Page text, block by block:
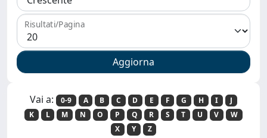
Risultati/Pagina
Vai a: 0-9 A B C D E F G H I
J
K
L M N O P Q R S T U V
W
X
Y Z